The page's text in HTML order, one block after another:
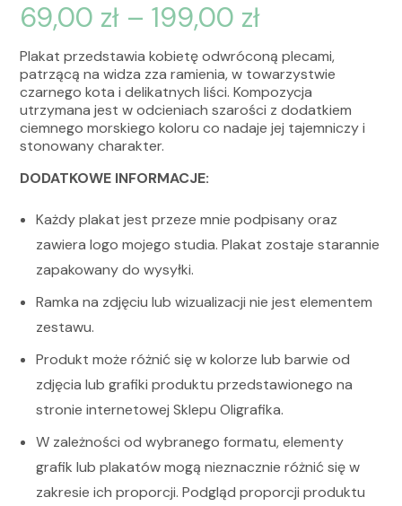
69,00 zł – 199,00 zł
Plakat przedstawia kobietę odwróconą plecami,
patrzącą na widza zza ramienia, w towarzystwie
czarnego kota i delikatnych liści. Kompozycja
utrzymana jest w odcieniach szarości z dodatkiem
ciemnego morskiego koloru co nadaje jej tajemniczy i
stonowany charakter.
DODATKOWE INFORMACJE:
Każdy plakat jest przeze mnie podpisany oraz
zawiera logo mojego studia. Plakat zostaje starannie
zapakowany do wysyłki.
Ramka na zdjęciu lub wizualizacji nie jest elementem
zestawu.
Produkt może różnić się w kolorze lub barwie od
zdjęcia lub grafiki produktu przedstawionego na
stronie internetowej Sklepu Oligrafika.
W zależności od wybranego formatu, elementy
grafik lub plakatów mogą nieznacznie różnić się w
zakresie ich proporcji. Podgląd proporcji produktu